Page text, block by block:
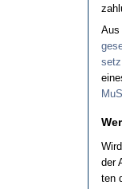
Aus
der
ten